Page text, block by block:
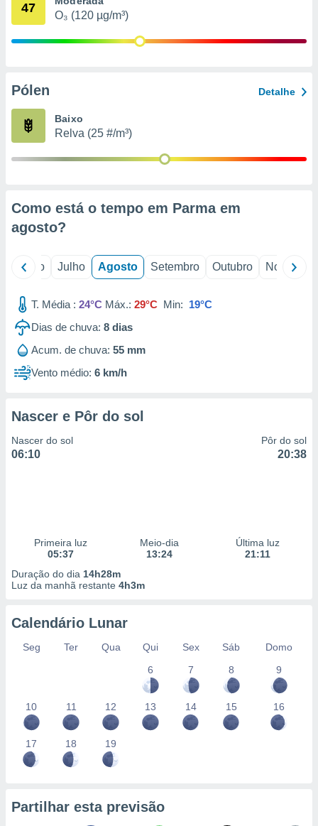
estudos
47
O₃ (120 µg/m³)
Pólen Detalhe
Baixo
Relva (25 #/m³)
Como está o tempo em Parma em
agosto?
Junho Julho Agosto Setembro Outubro Novembro
T. Média : 24°C Máx.: 29°C Min: 19°C
Dias de chuva: 8 dias
Acum. de chuva: 55 mm
Vento médio: 6 km/h
Nascer e Pôr do sol
Nascer do sol
06:10
Pôr do sol
20:38
Primeira luz
05:37
Meio-dia
13:24
Última luz
21:11
Duração do dia 14h28m
Luz da manhã restante 4h3m
Calendário Lunar
Seg Ter Qua Qui Sex Sáb
Domo
6
7 8 9
10 11 12 13 14 15 16
17 18 19
Partilhar esta previsão